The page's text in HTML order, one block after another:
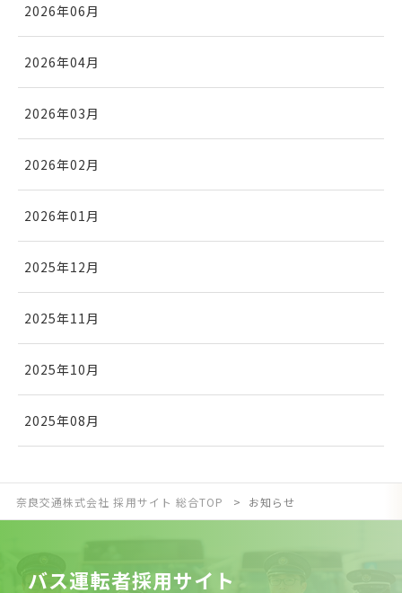
2026年06月
2026年04月
2026年03月
2026年02月
2026年01月
2025年12月
2025年11月
2025年10月
2025年08月
奈良交通株式会社 採用サイト 総合TOP お知らせ
バス運転者採用サイ ト